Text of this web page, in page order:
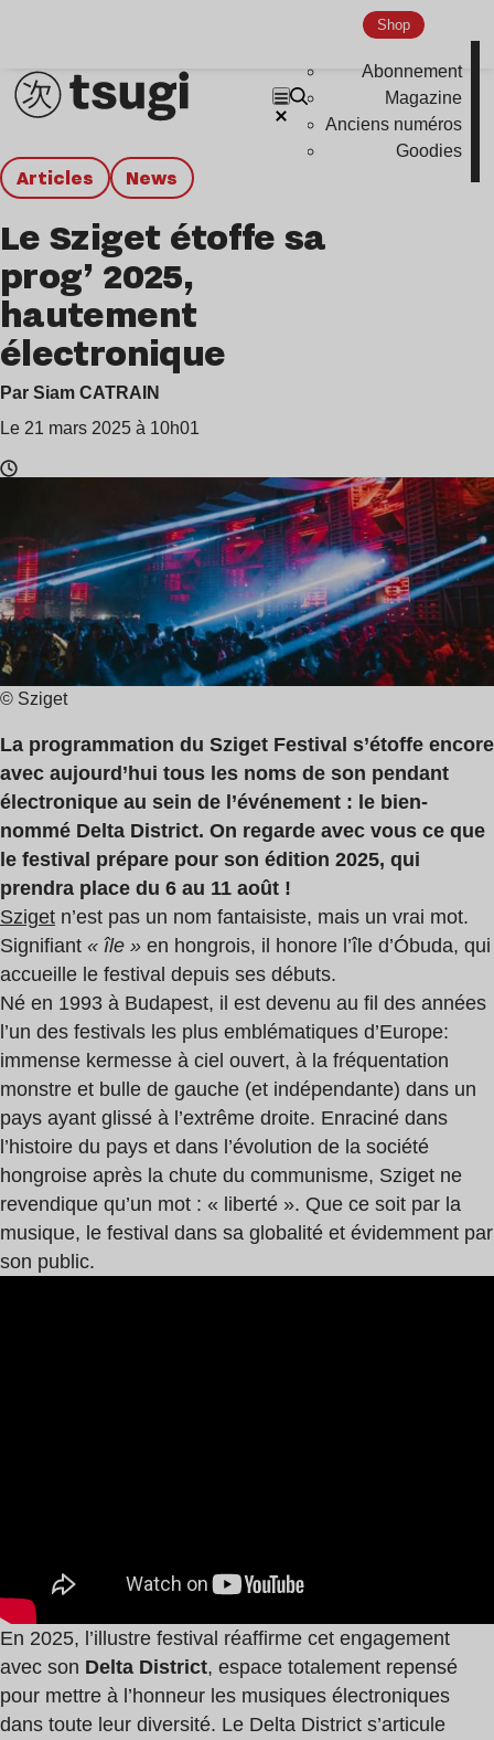
Shop
Abonnement
Magazine
Anciens numéros
Goodies
Articles news
Le Sziget étoffe sa
prog’ 2025,
hautement
électronique
Par Siam CATRAIN
Le 21 mars 2025 à 10h01
lecture
:
3
min
© Sziget
La programmation du Sziget Festival s’étoffe encore
avec aujourd’hui tous les noms de son pendant
électronique au sein de l’événement : le bien-
nommé Delta District. On regarde avec vous ce que
le festival prépare pour son édition 2025, qui
prendra place du 6 au 11 août !
Sziget n’est pas un nom fantaisiste, mais un vrai mot.
Signifiant « île » en hongrois, il honore l’île d’Óbuda, qui
accueille le festival depuis ses débuts.
Né en 1993 à Budapest, il est devenu au fil des années
l’un des festivals les plus emblématiques d’Europe:
immense kermesse à ciel ouvert, à la fréquentation
monstre et bulle de gauche (et indépendante) dans un
pays ayant glissé à l’extrême droite. Enraciné dans
l’histoire du pays et dans l’évolution de la société
hongroise après la chute du communisme, Sziget ne
revendique qu’un mot : « liberté ». Que ce soit par la
musique, le festival dans sa globalité et évidemment par
son public.
En 2025, l’illustre festival réaffirme cet engagement
avec son Delta District, espace totalement repensé
pour mettre à l’honneur les musiques électroniques
dans toute leur diversité. Le Delta District s’articule